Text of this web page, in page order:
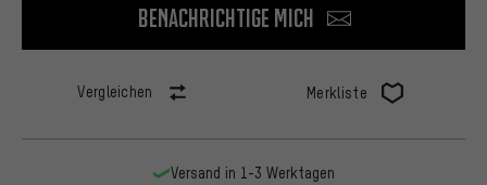
Benachrichtige mich
Vergleichen Merkliste
Versand in 1-3 Werktagen